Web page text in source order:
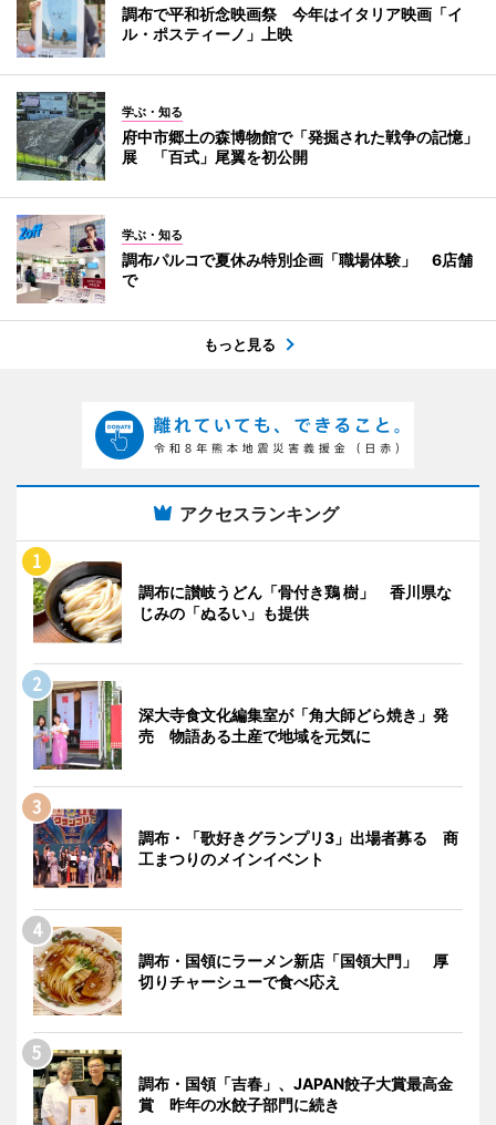
調布で平和祈念映画祭 今年はイタリア映画「イ
ル・ポスティーノ」上映
学ぶ・知る
府中市郷土の森博物館で「発掘された戦争の記憶」
展 「百式」尾翼を初公開
学ぶ・知る
調布パルコで夏休み特別企画「職場体験」 6店舗
で
もっと見る
アクセスランキング
調布に讃岐うどん「骨付き鶏 樹」 香川県な
じみの「ぬるい」も提供
深大寺食文化編集室が「角大師どら焼き」発
売 物語ある土産で地域を元気に
調布・「歌好きグランプリ3」出場者募る 商
工まつりのメインイベント
調布・国領にラーメン新店「国領大門」 厚
切りチャーシューで食べ応え
調布・国領「吉春」、JAPAN餃子大賞最高金
賞 昨年の水餃子部門に続き